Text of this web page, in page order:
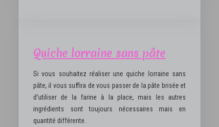
Quiche lorraine sans pâte
Si vous souhaitez réaliser une quiche lorraine sans
pâte, il vous suffira de vous passer de la pâte brisée et
d’utiliser de la farine à la place, mais les autres
ingrédients sont toujours nécessaires mais en
quantité différente.